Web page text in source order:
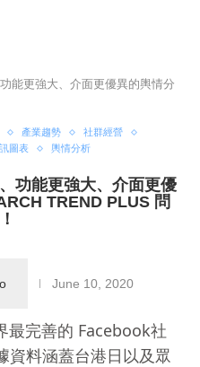
能更強大、介面更優異的輿情分
產業趨勢
社群經營
圖表 輿情分析
功能更強大、介面更優
TREND PLUS 問
June 10, 2020
最完善的 Facebook社
資料涵蓋台港日以及眾